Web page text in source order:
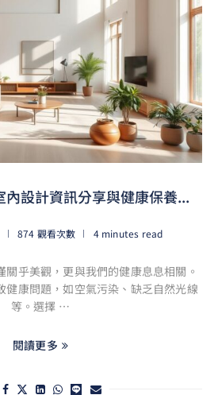
內設計資訊分享與健康保養...
874 觀看次數 4 minutes read
乎美觀，更與我們的健康息息相關。
健康問題，如空氣污染、缺乏自然光線
等。選擇 …
閱讀更多